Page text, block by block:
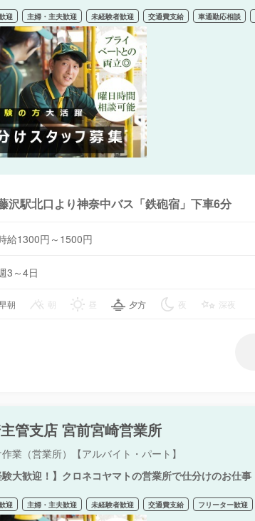
迎 主婦・主夫歓迎 未経験者歓迎 交通費支給 車通勤応相談
沢駅北口より神奈中バス「鉄砲宿」下車6分
給1300円～1500円
3～4日
朝 朝 昼 夕方 夜 深夜
管支店 宮前宮崎営業所
業（営業所）【アルバイト・パート】
大歓迎！】クロネコヤマトの営業所で仕分けのお仕事
迎 主婦・主夫歓迎 未経験者歓迎 交通費支給 フリーター歓迎